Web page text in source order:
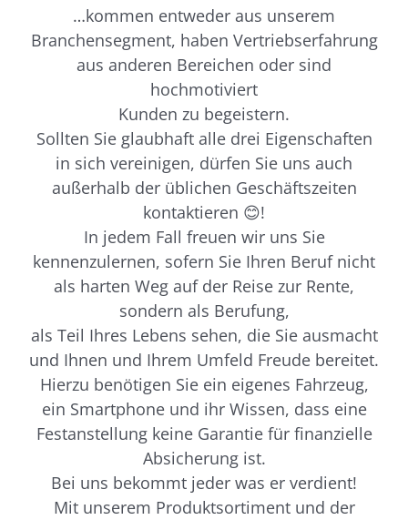
…kommen entweder aus unserem
Branchensegment, haben Vertriebserfahrung
aus anderen Bereichen oder sind
hochmotiviert
Kunden zu begeistern.
Sollten Sie glaubhaft alle drei Eigenschaften
in sich vereinigen, dürfen Sie uns auch
außerhalb der üblichen Geschäftszeiten
kontaktieren 😊!
In jedem Fall freuen wir uns Sie
kennenzulernen, sofern Sie Ihren Beruf nicht
als harten Weg auf der Reise zur Rente,
sondern als Berufung,
als Teil Ihres Lebens sehen, die Sie ausmacht
und Ihnen und Ihrem Umfeld Freude bereitet.
Hierzu benötigen Sie ein eigenes Fahrzeug,
ein Smartphone und ihr Wissen, dass eine
Festanstellung keine Garantie für finanzielle
Absicherung ist.
Bei uns bekommt jeder was er verdient!
Mit unserem Produktsortiment und der